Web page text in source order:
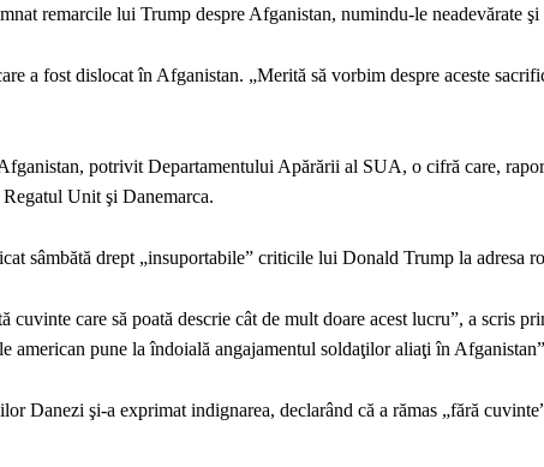
remarcile lui Trump despre Afganistan, numindu-le neadevărate şi
a fost dislocat în Afganistan. „Merită să vorbim despre aceste
potrivit Departamentului Apărării al SUA, o cifră care,
Unit şi Danemarca.
sâmbătă drept „insuportabile” criticile lui Donald Trump la adresa
cuvinte care să poată descrie cât de mult doare acest lucru”, a scris
american pune la îndoială angajamentul soldaţilor aliaţi în
Danezi şi-a exprimat indignarea, declarând că a rămas „fără